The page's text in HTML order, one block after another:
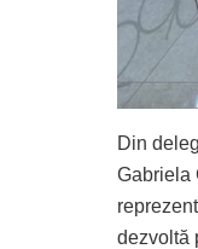
Din
Gabriela
dezvoltă